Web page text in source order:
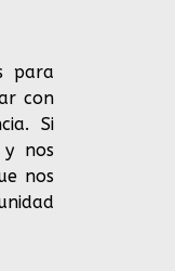
para
con
Si
nos
nos